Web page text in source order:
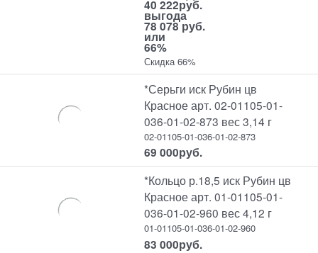
40 222руб.
выгода
78 078 руб.
или
66%
Скидка 66%
*Серьги иск Рубин цв
Красное арт. 02-01105-01-
036-01-02-873 вес 3,14 г
02-01105-01-036-01-02-873
69 000руб.
*Кольцо р.18,5 иск Рубин цв
Красное арт. 01-01105-01-
036-01-02-960 вес 4,12 г
01-01105-01-036-01-02-960
83 000руб.